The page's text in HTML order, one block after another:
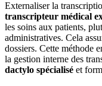
Externaliser la
transcripteur médical
les soins aux patients,
administratives. Cela
dossiers. Cette méthode
la gestion interne des
dactylo spécialisé et